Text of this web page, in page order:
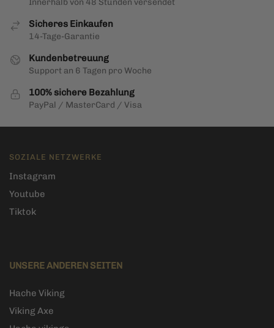
Innerhalb von 48 Stunden versendet
Sicheres Einkaufen
14-Tage-Garantie
Kundenbetreuung
Support an 6 Tagen pro Woche
100% sichere Bezahlung
PayPal / MasterCard / Visa
SOZIALE NETZWERKE
Instagram
Youtube
Tiktok
UNSERE ANDEREN SEITEN
Hache Viking
Viking Axe